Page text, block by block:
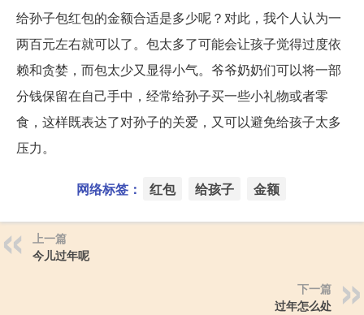
给孙子包红包的金额合适是多少呢？对此，我个人认为一
两百元左右就可以了。包太多了可能会让孩子觉得过度依
赖和贪婪，而包太少又显得小气。爷爷奶奶们可以将一部
分钱保留在自己手中，经常给孙子买一些小礼物或者零
食，这样既表达了对孙子的关爱，又可以避免给孩子太多
压力。
网络标签： 红包 给孩子 金额
上一篇
今儿过年呢
下一篇
过年怎么处